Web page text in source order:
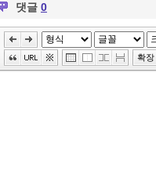
댓글 0
확장